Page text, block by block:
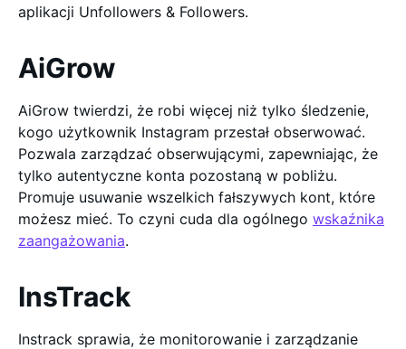
aplikacji Unfollowers & Followers.
AiGrow
AiGrow twierdzi, że robi więcej niż tylko śledzenie,
kogo użytkownik Instagram przestał obserwować.
Pozwala zarządzać obserwującymi, zapewniając, że
tylko autentyczne konta pozostaną w pobliżu.
Promuje usuwanie wszelkich fałszywych kont, które
możesz mieć. To czyni cuda dla ogólnego wskaźnika
zaangażowania.
InsTrack
Instrack sprawia, że monitorowanie i zarządzanie